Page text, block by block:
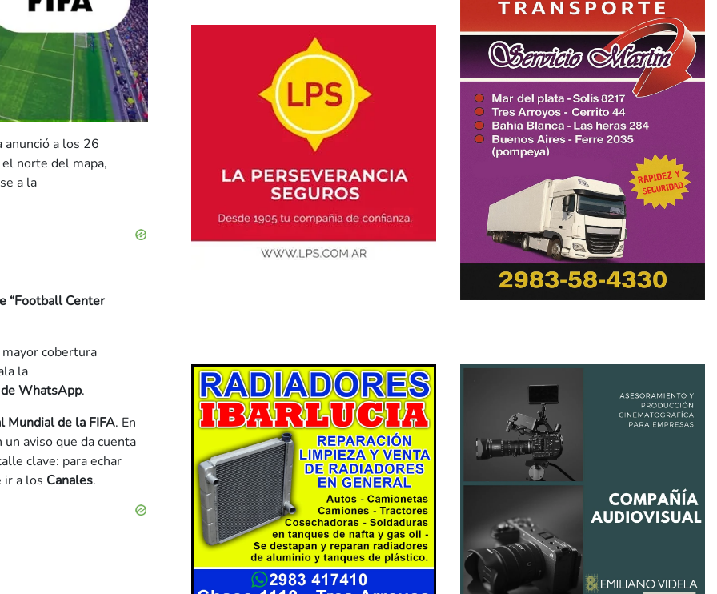
anunció a los 26
norte del mapa,
a la
“Football Center
cobertura
la
WhatsApp.
Mundial de la FIFA. En
un aviso que da cuenta
clave: para echar
ir a los Canales.